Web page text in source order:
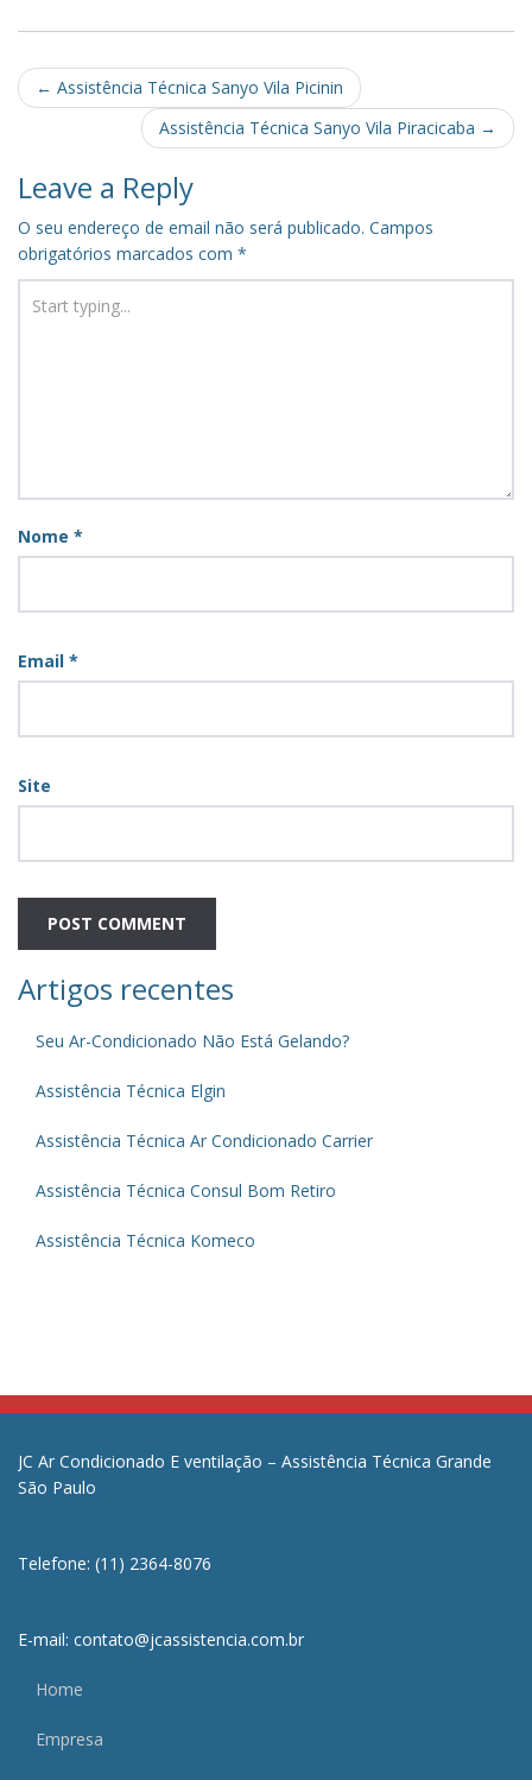
Post
navigation
← Assistência Técnica Sanyo Vila Picinin
Assistência Técnica Sanyo Vila Piracicaba →
Leave a Reply
O seu endereço de email não será publicado. Campos
obrigatórios marcados com *
Nome *
Email *
Site
Artigos recentes
Seu Ar-Condicionado Não Está Gelando?
Assistência Técnica Elgin
Assistência Técnica Ar Condicionado Carrier
Assistência Técnica Consul Bom Retiro
Assistência Técnica Komeco
JC Ar Condicionado E ventilação – Assistência Técnica Grande
São Paulo
Telefone: (11) 2364-8076
E-mail: contato@jcassistencia.com.br
Home
Empresa